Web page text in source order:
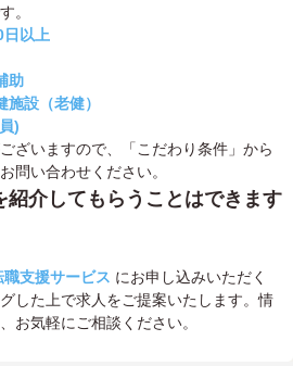
。
日以上
助
設（老健）
)
ざいますので、「こだわり条件」から
問い合わせください。
紹介してもらうことはできます
職支援サービス にお申し込みいただく
した上で求人をご提案いたします。情
お気軽にご相談ください。